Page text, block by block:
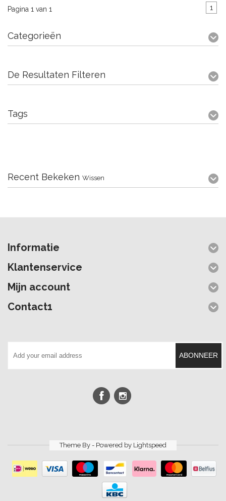
Pagina 1 van 1 1
Categorieën
De Resultaten Filteren
Tags
Recent Bekeken Wissen
Informatie
Klantenservice
Mijn account
Contact1
ABONNEER
Theme By - Powered by Lightspeed